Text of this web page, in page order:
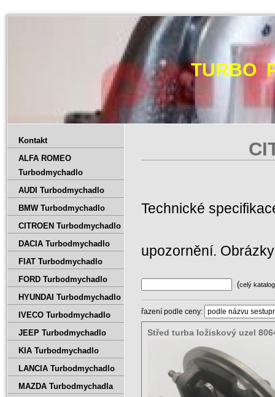
TURBO
Technické
upozornění.
(celý katalog
řazení podle ceny:
Střed turba ložiskový uzel
Kontakt
ALFA ROMEO
Turbodmychadlo
AUDI Turbodmychadlo
BMW Turbodmychadlo
CITROEN Turbodmychadlo
DACIA Turbodmychadlo
FIAT Turbodmychadlo
FORD Turbodmychadlo
HYUNDAI Turbodmychadlo
IVECO Turbodmychadlo
JEEP Turbodmychadlo
KIA Turbodmychadlo
LANCIA Turbodmychadlo
MAZDA Turbodmychadla